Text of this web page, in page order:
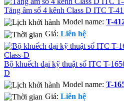
Tăng âm số 4 kênh Class D ITC T-
Model name: T-
Giá: Liên hệ
Bộ khuếch đại kỹ thuật số ITC T-
D
Model name: T-
Giá: Liên hệ